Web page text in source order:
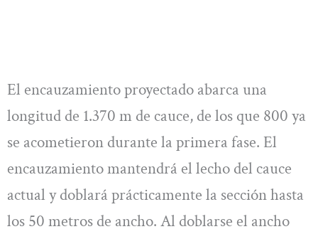
El encauzamiento proyectado abarca una
longitud de 1.370 m de cauce, de los que 800 ya
se acometieron durante la primera fase. El
encauzamiento mantendrá el lecho del cauce
actual y doblará prácticamente la sección hasta
los 50 metros de ancho. Al doblarse el ancho